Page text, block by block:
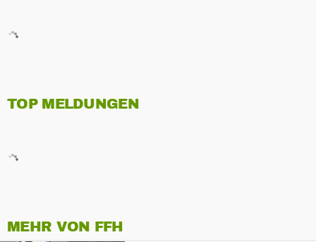
TOP MELDUNGEN
MEHR VON FFH